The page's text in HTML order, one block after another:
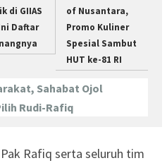
di GIIAS
Daftar
of Nusantara,
Promo Kuliner
Spesial Sambut
HUT ke-81 RI
Sahabat Ojol
Rudi-Rafiq
Rafiq serta seluruh tim